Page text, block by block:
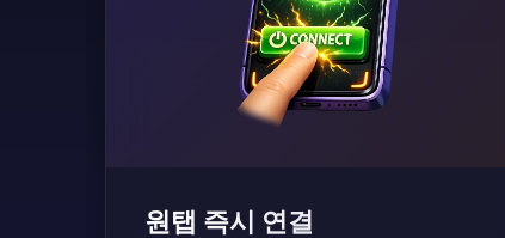
원탭 즉시 연결